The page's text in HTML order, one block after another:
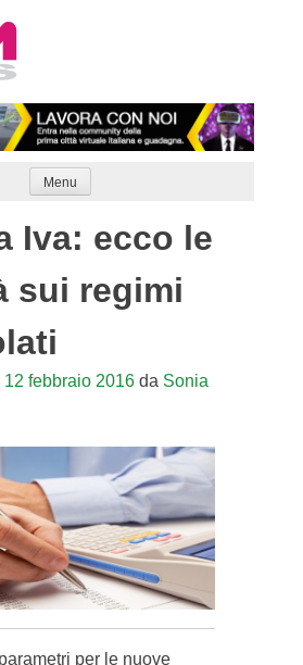
Menu
Iva: ecco le
sui regimi
12 febbraio 2016da Sonia
per le nuove